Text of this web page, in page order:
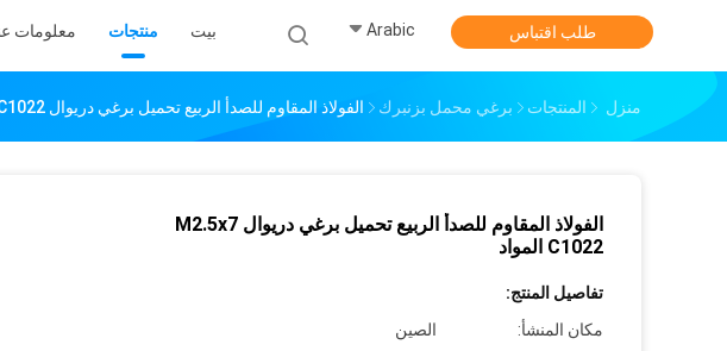
بيت منتجات معلومات Arabic طلب اقتباس
منزل المنتجات برغي محمل بزنبرك الفولاذ المقاوم للصدأ الربيع تحميل برغي دريوال M2.5x7 C1022 المواد
الفولاذ المقاوم للصدأ الربيع تحميل برغي دريوال M2.5x7
C1022 المواد
تفاصيل المنتج:
مكان المنشأ:
الصين